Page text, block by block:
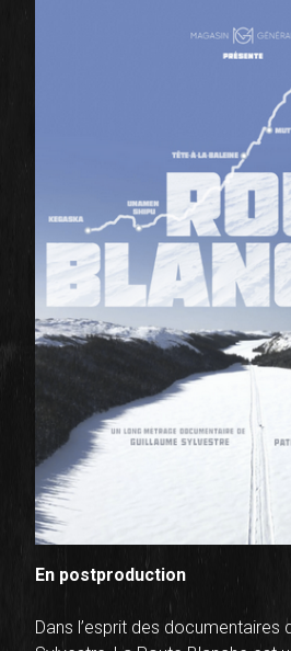
En postproduction
Dans l’esprit des documentaires